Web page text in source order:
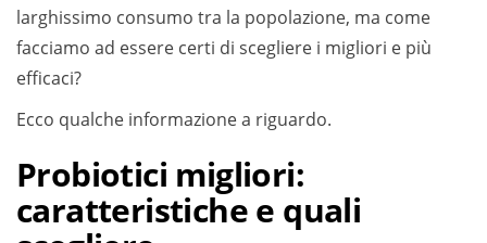
larghissimo consumo tra la popolazione, ma come
facciamo ad essere certi di scegliere i migliori e più
efficaci?
Ecco qualche informazione a riguardo.
Probiotici migliori:
caratteristiche e quali